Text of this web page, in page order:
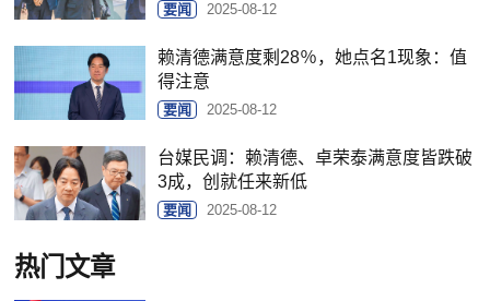
要闻 2025-08-12
赖清德满意度剩28％，她点名1现象：值
得注意
要闻 2025-08-12
台媒民调：赖清德、卓荣泰满意度皆跌破
3成，创就任来新低
要闻 2025-08-12
热门文章